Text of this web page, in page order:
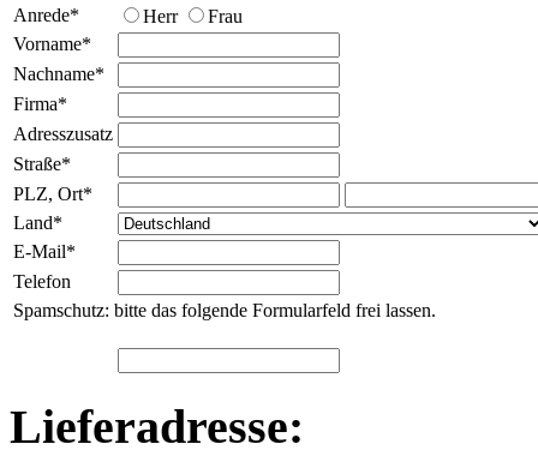
Anrede* Herr
Frau
Vorname*
Nachname*
Firma*
Adresszusatz
Straße*
PLZ, Ort*
Land*
E-Mail*
Telefon
Spamschutz: bitte das folgende Formularfeld frei lassen.
Lieferadresse: